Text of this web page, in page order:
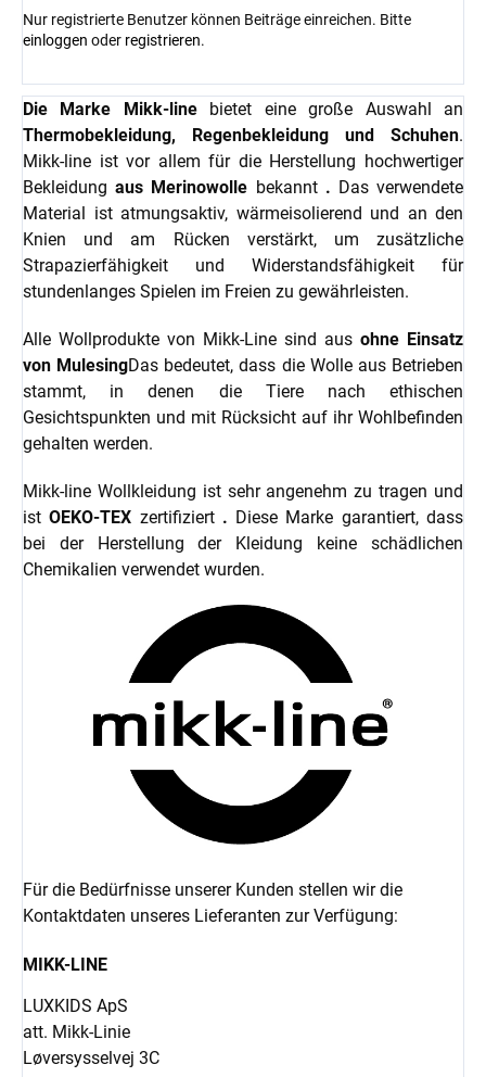
Nur registrierte Benutzer können Beiträge einreichen. Bitte
einloggen oder registrieren.
Die Marke Mikk-linebietet eine große Auswahl an
Thermobekleidung, Regenbekleidung und Schuhen.
Mikk-line ist vor allem für die Herstellung hochwertiger
Bekleidungaus Merinowolle bekannt . Das verwendete
Material ist atmungsaktiv, wärmeisolierend und an den
Knien und am Rücken verstärkt, um zusätzliche
Strapazierfähigkeit und Widerstandsfähigkeit für
stundenlanges Spielen im Freien zu gewährleisten.
Alle Wollprodukte von Mikk-Line sind aus ohne Einsatz
von MulesingDas bedeutet, dass die Wolle aus Betrieben
stammt, in denen die Tiere nach ethischen
Gesichtspunkten und mit Rücksicht auf ihr Wohlbefinden
gehalten werden.
Mikk-line Wollkleidung ist sehr angenehm zu tragen und
istOEKO-TEX zertifiziert . Diese Marke garantiert, dass
bei der Herstellung der Kleidung keine schädlichen
Chemikalien verwendet wurden.
Für die Bedürfnisse unserer Kunden stellen wir die
Kontaktdaten unseres Lieferanten zur Verfügung:
MIKK-LINE
LUXKIDS ApS
att. Mikk-Linie
Løversysselvej 3C